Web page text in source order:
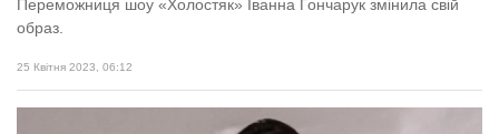
Переможниця шоу «Холостяк» Іванна Гончарук змінила свій
образ.
25 Квітня 2023, 06:12